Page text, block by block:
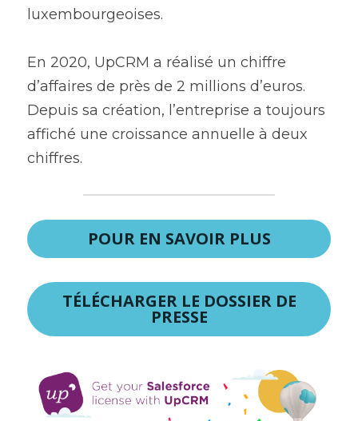
luxembourgeoises.
En 2020, UpCRM a réalisé un chiffre
d’affaires de près de 2 millions d’euros.
Depuis sa création, l’entreprise a toujours
affiché une croissance annuelle à deux
chiffres.
POUR EN SAVOIR PLUS
TÉLÉCHARGER LE DOSSIER DE
PRESSE